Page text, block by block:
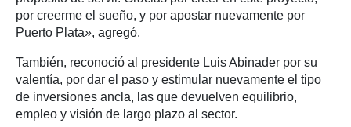
por creerme el sueño, y por apostar nuevamente por
Puerto Plata», agregó.
También, reconoció al presidente Luis Abinader por su
valentía, por dar el paso y estimular nuevamente el tipo
de inversiones ancla, las que devuelven equilibrio,
empleo y visión de largo plazo al sector.